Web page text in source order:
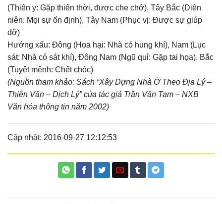
(Thiên y: Gặp thiên thời, được che chở), Tây Bắc (Diên
niên: Mọi sự ổn định), Tây Nam (Phục vị: Được sự giúp
đỡ)
Hướng xấu: Đông (Họa hại: Nhà có hung khí), Nam (Lục
sát: Nhà có sát khí), Đông Nam (Ngũ quỉ: Gặp tai họa), Bắc
(Tuyệt mệnh: Chết chóc)
(Nguồn tham khảo: Sách “Xây Dựng Nhà Ở Theo Địa Lý –
Thiên Văn – Dịch Lý” của tác giả Trần Văn Tam – NXB
Văn hóa thông tin năm 2002)
Cập nhật: 2016-09-27 12:12:53